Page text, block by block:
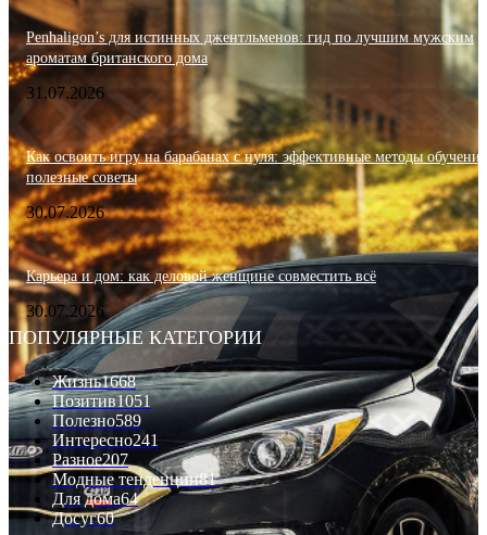
Penhaligon’s для истинных джентльменов: гид по лучшим мужским
ароматам британского дома
31.07.2026
Как освоить игру на барабанах с нуля: эффективные методы
полезные советы
30.07.2026
Карьера и дом: как деловой женщине совместить всё
30.07.2026
ПОПУЛЯРНЫЕ КАТЕГОРИИ
Жизнь1668
Позитив1051
Полезно589
Интересно241
Разное207
Модные тенденции81
Для дома64
Досуг60